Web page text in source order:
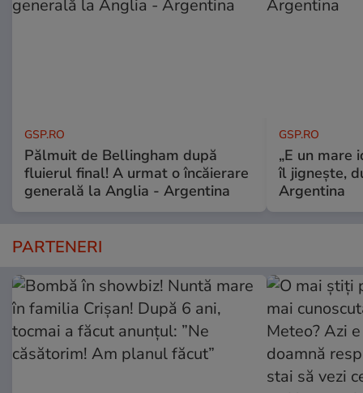
GSP.RO
Pălmuit de Bellingham după
fluierul final! A urmat o încăierare
generală la Anglia - Argentina
GSP.RO
„E un mare
îl jignește,
Argentina
PARTENERI